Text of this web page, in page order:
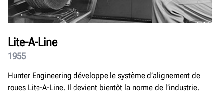
Lite-A-Line
1955
Hunter Engineering développe le système d’alignement de
roues Lite-A-Line. Il devient bientôt la norme de l’industrie.